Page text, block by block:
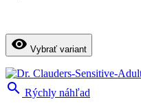
visibility Vybrať variant
 Rýchly náhľad